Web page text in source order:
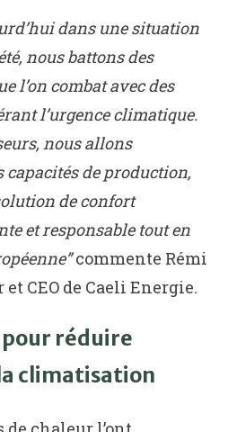
dans une situation
nous battons des
l’on combat avec des
l’urgence climatique.
nous allons
de production,
de confort
et responsable tout en
commente Rémi
CEO de Caeli Energie.
réduire
climatisation